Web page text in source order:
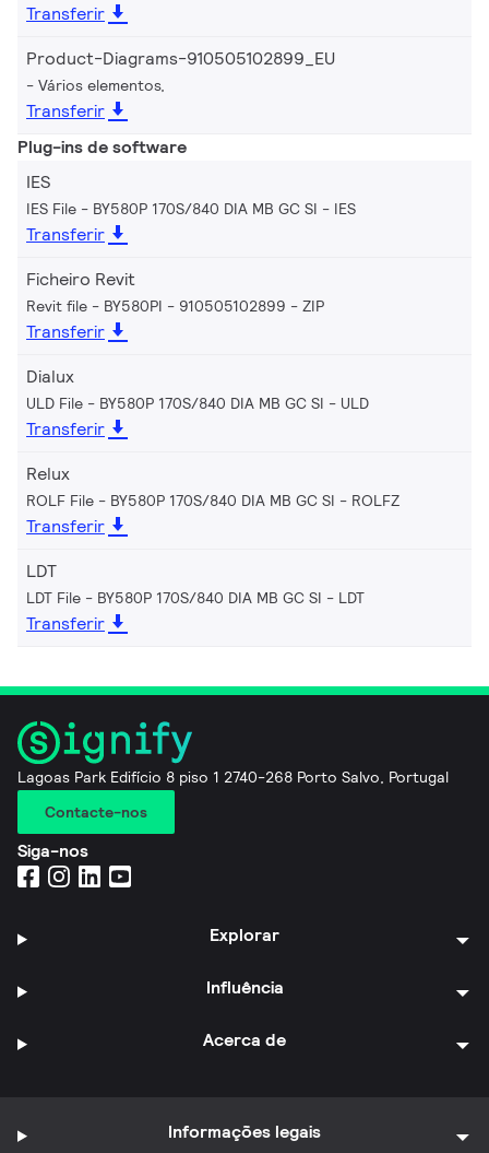
Transferir
Product-Diagrams-910505102899_EU
Vários elementos,
Transferir
Plug-ins de software
IES
IES File - BY580P 170S/840 DIA MB GC SI IES
Transferir
Ficheiro Revit
Revit file - BY580PI - 910505102899 ZIP
Transferir
Dialux
ULD File - BY580P 170S/840 DIA MB GC SI ULD
Transferir
Relux
ROLF File - BY580P 170S/840 DIA MB GC SI ROLFZ
Transferir
LDT
LDT File - BY580P 170S/840 DIA MB GC SI LDT
Transferir
Lagoas Park Edifício 8 piso 1 2740-268 Porto Salvo, Portugal
Contacte-nos
Siga-nos
Explorar
Influência
Acerca de
Informações legais